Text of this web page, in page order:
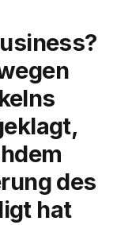
des
hat